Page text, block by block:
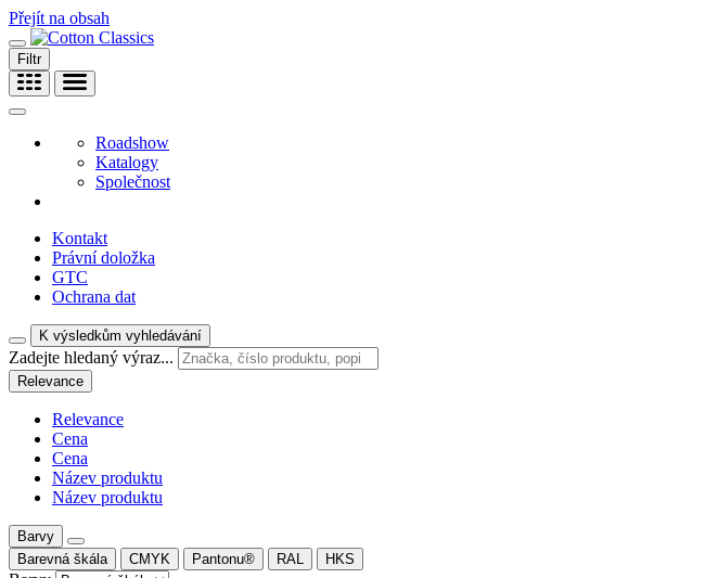
Přejít na obsah
Filtr
Roadshow
Katalogy
Společnost
Kontakt
Právní doložka
GTC
Ochrana dat
K výsledkům vyhledávání
Zadejte hledaný výraz...
Relevance
Relevance
Cena
Cena
Název produktu
Název produktu
Barvy
Barevná škála
CMYK Pantonu® RAL HKS